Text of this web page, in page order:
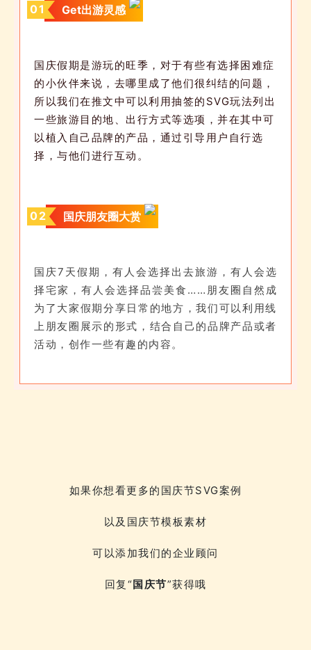
01 Get出游灵感
国庆假期是游玩的旺季，对于有些有选择困难症
的小伙伴来说，去哪里成了他们很纠结的问题，
所以我们在推文中可以利用抽签的SVG玩法列出
一些旅游目的地、出行方式等选项，并在其中可
以植入自己品牌的产品，通过引导用户自行选
择，与他们进行互动。
02 国庆朋友圈大赏
国庆7天假期，有人会选择出去旅游，有人会选
择宅家，有人会选择品尝美食……朋友圈自然成
为了大家假期分享日常的地方，我们可以利用线
上朋友圈展示的形式，结合自己的品牌产品或者
活动，创作一些有趣的内容。
如果你想看更多的国庆节SVG案例
以及国庆节模板素材
可以添加我们的企业顾问
回复“国庆节”获得哦